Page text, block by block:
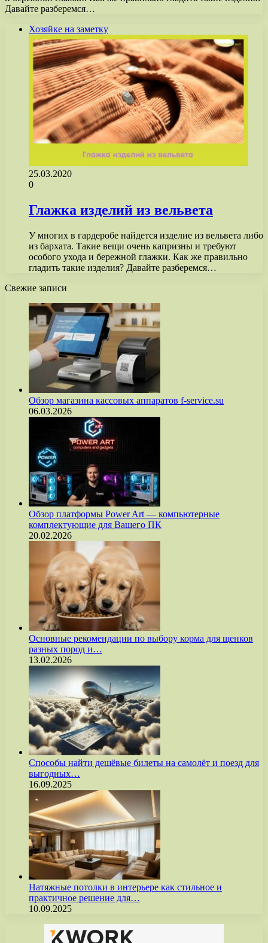
Давайте разберемся…
Хозяйке на заметку
25.03.2020
0
Глажка изделий из вельвета
У многих в гардеробе найдется изделие из вельвета либо
из бархата. Такие вещи очень капризны и требуют
особого ухода и бережной глажки. Как же правильно
гладить такие изделия? Давайте разберемся…
Свежие записи
Обзор магазина кассовых аппаратов f-service.su
06.03.2026
Обзор платформы Power Art — компьютерные
комплектующие для Вашего ПК
20.02.2026
Основные рекомендации по выбору корма для щенков
разных пород и…
13.02.2026
Способы найти дешёвые билеты на самолёт и поезд для
выгодных…
16.09.2025
Натяжные потолки в интерьере как стильное и
практичное решение для…
10.09.2025